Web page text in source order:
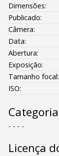
Dimensões:
Publicado:
Câmera:
Data:
Abertura:
Exposição:
Tamanho focal:
ISO:
- - - -
Licença